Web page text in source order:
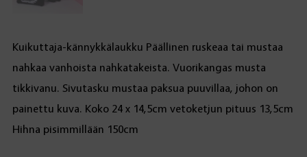
Kuikuttaja-kännykkälaukku Päällinen ruskeaa tai mustaa
nahkaa vanhoista nahkatakeista. Vuorikangas musta
tikkivanu. Sivutasku mustaa paksua puuvillaa, johon on
painettu kuva. Koko 24 x 14,5cm vetoketjun pituus 13,5cm
Hihna pisimmillään 150cm